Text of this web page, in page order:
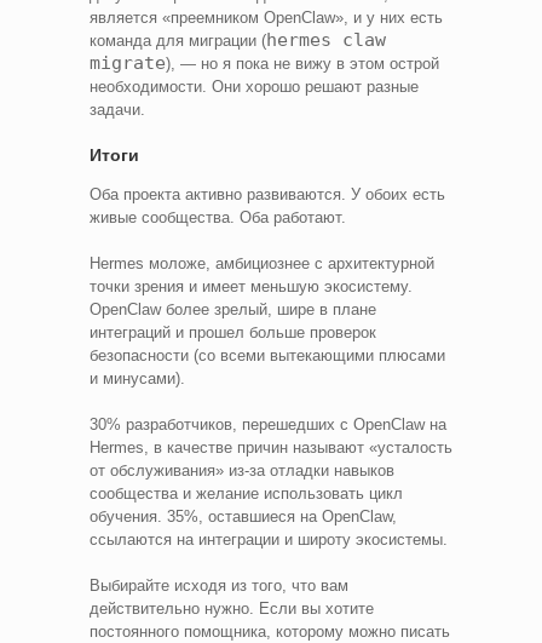
является «преемником OpenClaw», и у них есть
команда для миграции (hermes claw
migrate), — но я пока не вижу в этом острой
необходимости. Они хорошо решают разные
задачи.
Итоги
Оба проекта активно развиваются. У обоих есть
живые сообщества. Оба работают.
Hermes моложе, амбициознее с архитектурной
точки зрения и имеет меньшую экосистему.
OpenClaw более зрелый, шире в плане
интеграций и прошел больше проверок
безопасности (со всеми вытекающими плюсами
и минусами).
30% разработчиков, перешедших с OpenClaw на
Hermes, в качестве причин называют «усталость
от обслуживания» из-за отладки навыков
сообщества и желание использовать цикл
обучения. 35%, оставшиеся на OpenClaw,
ссылаются на интеграции и широту экосистемы.
Выбирайте исходя из того, что вам
действительно нужно. Если вы хотите
постоянного помощника, которому можно писать